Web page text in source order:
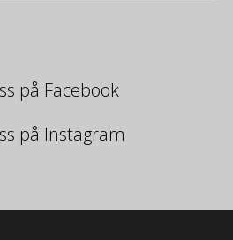
på Facebook
på Instagram